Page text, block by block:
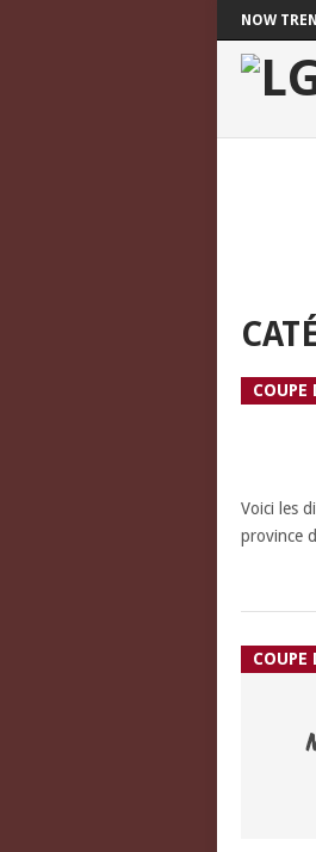
NOW
COUPE
Voici les
province
COUPE